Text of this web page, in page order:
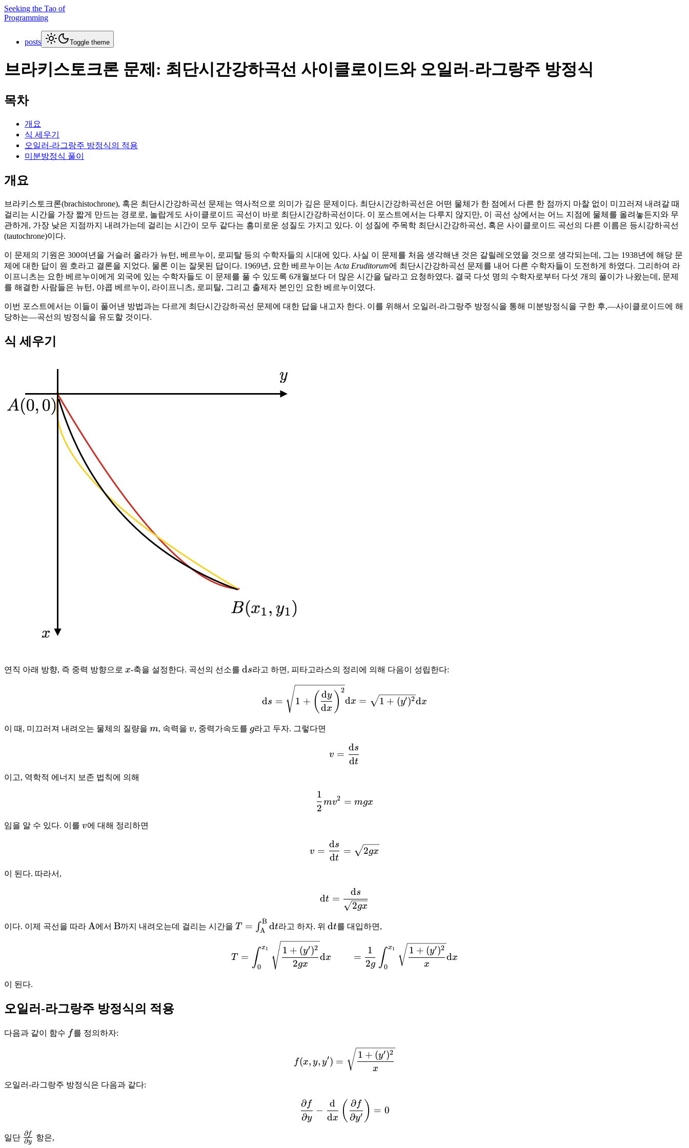
Seeking the Tao of
Programming
posts Toggle theme
브라키스토크론 문제: 최단시간강하곡선 사이클로이드와 오일러-라그랑주 방정식
목차
개요
식 세우기
오일러-라그랑주 방정식의 적용
미분방정식 풀이
개요
브라키스토크론(brachistochrone), 혹은 최단시간강하곡선 문제는 역사적으로 의미가 깊은 문제이다. 최단시간강하곡선은 어떤 물체가 한 점에서 다른 한 점까지 마찰 없이 미끄러져 내려갈 때
걸리는 시간을 가장 짧게 만드는 경로로, 놀랍게도 사이클로이드 곡선이 바로 최단시간강하곡선이다. 이 포스트에서는 다루지 않지만, 이 곡선 상에서는 어느 지점에 물체를 올려놓든지와 무
관하게, 가장 낮은 지점까지 내려가는데 걸리는 시간이 모두 같다는 흥미로운 성질도 가지고 있다. 이 성질에 주목학 최단시간강하곡선, 혹은 사이클로이드 곡선의 다른 이름은 등시강하곡선
(tautochrone)이다.
이 문제의 기원은 300여년을 거슬러 올라가 뉴턴, 베르누이, 로피탈 등의 수학자들의 시대에 있다. 사실 이 문제를 처음 생각해낸 것은 갈릴레오였을 것으로 생각되는데, 그는 1938년에 해당 문
제에 대한 답이 원 호라고 결론을 지었다. 물론 이는 잘못된 답이다. 1969년, 요한 베르누이는 Acta Eruditorum에 최단시간강하곡선 문제를 내어 다른 수학자들이 도전하게 하였다. 그리하여 라
이프니츠는 요한 베르누이에게 외국에 있는 수학자들도 이 문제를 풀 수 있도록 6개월보다 더 많은 시간을 달라고 요청하였다. 결국 다섯 명의 수학자로부터 다섯 개의 풀이가 나왔는데, 문제
를 해결한 사람들은 뉴턴, 야콥 베르누이, 라이프니츠, 로피탈, 그리고 출제자 본인인 요한 베르누이였다.
이번 포스트에서는 이들이 풀어낸 방법과는 다르게 최단시간강하곡선 문제에 대한 답을 내고자 한다. 이를 위해서 오일러-라그랑주 방정식을 통해 미분방정식을 구한 후,—사이클로이드에 해
당하는—곡선의 방정식을 유도할 것이다.
식 세우기
연직 아래 방향, 즉 중력 방향으로 x
x-축을 설정한다. 곡선의 선소를 \mathrm{d}
ds라고 하면, 피타고라스의 정리에 의해 다음이 성립한다:
ds = 1 + ( dx
dy ) 2
dx = 1 + (y′)2dx
이 때, 미끄러져 내려오는 물체의 질량을 m
m, 속력을 v
v, 중력가속도를 g
g라고 두자. 그렇다면
v = \frac{\mathrm d s}{\mathrm d t}
v =
dt
ds
이고, 역학적 에너지 보존 법칙에 의해
2
1
mv2 = mgx
임을 알 수 있다. 이를 v
v에 대해 정리하면
v = \frac{\mathrm d s}{\mathrm d t} = \sqrt{2gx}
v =
dt
ds
= 2gx
이 된다. 따라서,
\mathrm d t = \frac{\mathrm d s}{\sqrt{2gx}}
dt =
2gx
ds
이다. 이제 곡선을 따라 \mathrm
A에서 \mathrm
B까지 내려오는데 걸리는 시간을 T =
\int_\mathrm{A}^\mathrm{B}
\mathrm d t
T = ∫A
B dt라고 하자. 위\mathrm
dt를 대입하면,
T = \int_0^{x_1} \sqrt{\frac{1 + (y')^2}{2gx}} \mathrm d x\\ \qquad =
T = ∫0
x1
2gx
1 + (y′)2
dx =
2g
1 ∫0
x1
x
1 + (y′)2
dx
이 된다.
오일러-라그랑주 방정식의 적용
다음과 같이 함수 ff를 정의하자:
f(x, y, y') = \sqrt{\frac{1 + (y')^2}{x}}
f(x, y, y′) =
x
1 + (y′)2
오일러-라그랑주 방정식은 다음과 같다:
\frac{\partial f}{\partial y} - \frac{\mathrm d}{\mathrm d x}
∂y
∂ f
−
dx
d ( ∂y′
∂f ) = 0
일단 \frac{\partial
∂y
∂f 항은,